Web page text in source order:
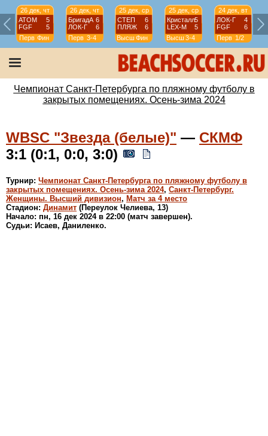
26 дек, чт
АТОМ
5
FGF
5
Перв Фин
26 дек, чт
БригадА 6
ЛОК-Г
6
Перв 3-4
25 дек, ср
СТЕП
6
ПЛЯЖ
6
Высш Фин
25 дек, ср
Кристалл5
LEX-М
5
Высш 3-4
24 дек, вт
ЛОК-Г
4
FGF
6
Перв 1/2
Чемпионат Санкт-Петербурга по пляжному футболу в
закрытых помещениях. Осень-зима 2024
WBSC "Звезда (белые)" — СКМФ
3:1 (0:1, 0:0, 3:0)
Турнир: Чемпионат Санкт-Петербурга по пляжному футболу в
закрытых помещениях. Осень-зима 2024, Санкт-Петербург.
Женщины. Высший дивизион, Матч за 4 место
Стадион: Динамит (Переулок Челиева, 13)
Начало: пн, 16 дек 2024 в 22:00 (матч завершен).
Судьи: Исаев, Даниленко.